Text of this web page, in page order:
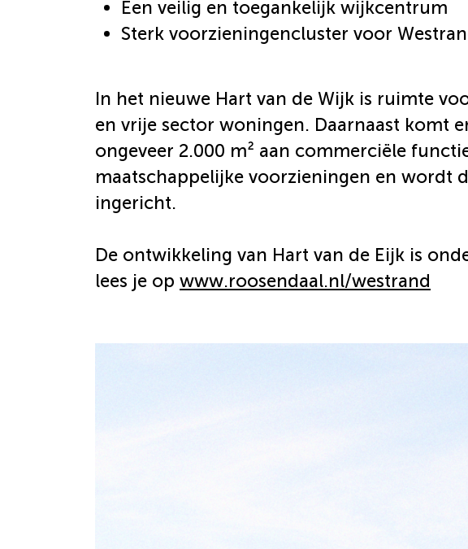
Een veilig en toegankelijk wijkcentrum
Sterk voorzieningencluster voor
In het nieuwe Hart van de Wijk is ruimte
en vrije sector woningen. Daarnaast komt
ongeveer 2.000 m² aan commerciële
maatschappelijke voorzieningen en wordt
ingericht.
De ontwikkeling van Hart van de Eijk is
lees je op www.roosendaal.nl/westrand